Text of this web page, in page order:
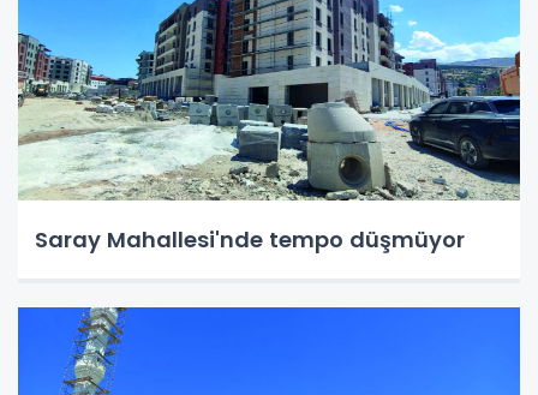
Saray Mahallesi'nde tempo düşmüyor